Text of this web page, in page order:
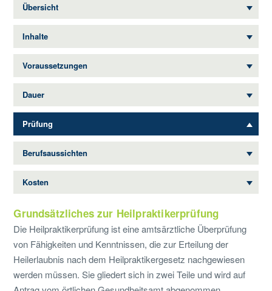
Übersicht
Inhalte
Voraussetzungen
Dauer
Prüfung
Berufsaussichten
Kosten
Grundsätzliches zur Heilpraktikerprüfung
Die Heilpraktikerprüfung ist eine amtsärztliche Überprüfung
von Fähigkeiten und Kenntnissen, die zur Erteilung der
Heilerlaubnis nach dem Heilpraktikergesetz nachgewiesen
werden müssen. Sie gliedert sich in zwei Teile und wird auf